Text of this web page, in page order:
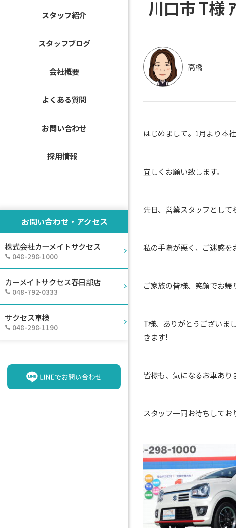
スタッフ紹介
スタッフブログ
会社概要
よくある質問
お問い合わせ
採用情報
お問い合わせ・アクセス
株式会社カーメイトサクセス
048-298-1000
カーメイトサクセス春日部店
048-792-0333
サクセス車検
048-298-1190
川口市 T様
高橋
はじめまして。1月より本
宜しくお願い致します。
先日、営業スタッフとして
私の手際が悪く、ご迷惑
ご家族の皆様、笑顔でお帰
T様、ありがとうございま
きます!
皆様も、気になるお車あり
スタッフ一同お待ちしてお